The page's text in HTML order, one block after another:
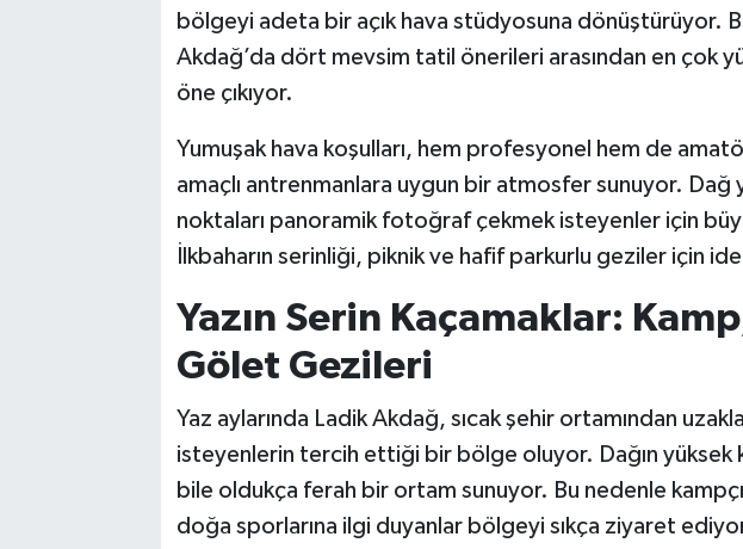
bölgeyi adeta bir açık hava stüdyosuna dönüştürüyor.
Akdağ’da dört mevsim tatil önerileri arasından en çok
öne çıkıyor.
Yumuşak hava koşulları, hem profesyonel hem de
amaçlı antrenmanlara uygun bir atmosfer sunuyor. Dağ
noktaları panoramik fotoğraf çekmek isteyenler için
İlkbaharın serinliği, piknik ve hafif parkurlu geziler için
Yazın Serin Kaçamaklar:
Gölet Gezileri
Yaz aylarında Ladik Akdağ, sıcak şehir ortamından
isteyenlerin tercih ettiği bir bölge oluyor. Dağın yüksek
bile oldukça ferah bir ortam sunuyor. Bu nedenle
doğa sporlarına ilgi duyanlar bölgeyi sıkça ziyaret